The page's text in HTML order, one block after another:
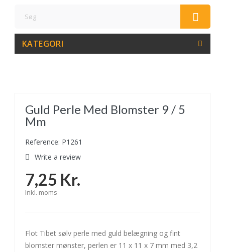
KATEGORI
Guld Perle Med Blomster 9 / 5
Mm
Reference: P1261
Write a review
7,25 Kr.
Inkl. moms
Flot Tibet sølv perle med guld belægning og fint
blomster mønster, perlen er 11 x 11 x 7 mm med 3,2